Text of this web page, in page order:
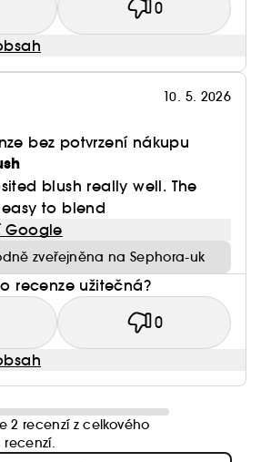
0
10. 5. 2026
bez potvrzení nákupu
blush really well. The
to blend
Google
zveřejněna na Sephora-uk
recenze užitečná?
0
2 recenzí z celkového
recenzí.